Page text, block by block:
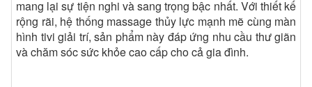
mang lại sự tiện nghi và sang trọng bậc nhất. Với thiết kế
rộng rãi, hệ thống massage thủy lực mạnh mẽ cùng màn
hình tivi giải trí, sản phẩm này đáp ứng nhu cầu thư giãn
và chăm sóc sức khỏe cao cấp cho cả gia đình.